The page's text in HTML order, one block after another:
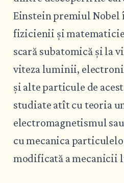
Einstein premiul Nobel
fizicienii și
scară subatomică și la
viteza luminii,
și alte particule de
studiate atît cu teoria
electromagnetismul
cu mecanica
modificată a mecanicii